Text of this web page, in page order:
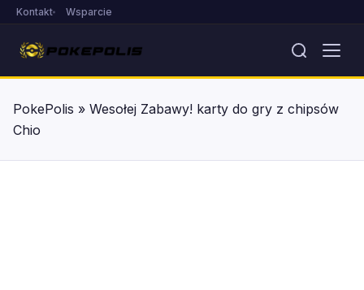
Kontakt Wsparcie
PokePolis » Wesołej Zabawy! karty do gry z chipsów
Chio